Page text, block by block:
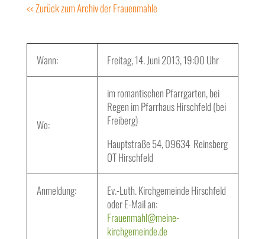
<< Zurück zum Archiv der Frauenmahle
Wann: Freitag, 14. Juni 2013, 19:00 Uhr
Wo:
im romantischen Pfarrgarten, bei
Regen im Pfarrhaus Hirschfeld (bei
Freiberg)
Hauptstraße 54, 09634 Reinsberg
OT Hirschfeld
Anmeldung:
Ev.-Luth. Kirchgemeinde Hirschfeld
oder E-Mail an:
Frauenmahl@meine-
kirchgemeinde.de